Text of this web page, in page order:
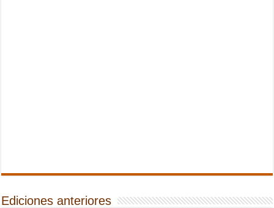
Ediciones anteriores